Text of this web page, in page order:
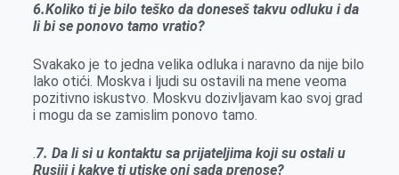
6.Koliko ti je bilo teško da doneseš takvu odluku i da
li bi se ponovo tamo vratio?
Svakako je to jedna velika odluka i naravno da nije bilo
lako otići. Moskva i ljudi su ostavili na mene veoma
pozitivno iskustvo. Moskvu dozivljavam kao svoj grad
i mogu da se zamislim ponovo tamo.
.7. Da li si u kontaktu sa prijateljima koji su ostali u
Rusiji i kakve ti utiske oni sada prenose?